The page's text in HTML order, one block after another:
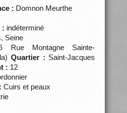
: Domnon Meurthe
: indéterminé
Seine
Rue Montagne Sainte-
Quartier : Saint-Jacques
: 12
Cuirs et peaux